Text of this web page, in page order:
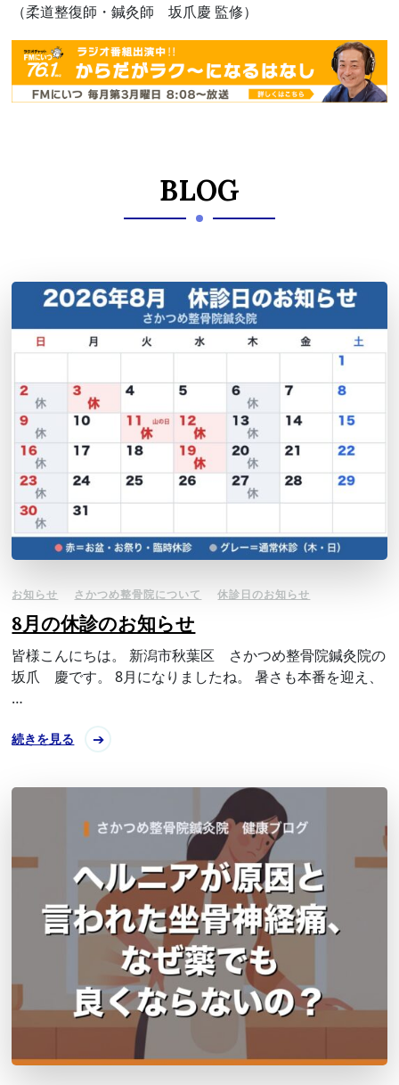
（柔道整復師・鍼灸師 坂爪慶 監修）
BLOG
お知らせ さかつめ整骨院について 休診日のお知らせ
8月の休診のお知らせ
皆様こんにちは。 新潟市秋葉区 さかつめ整骨院鍼灸院の
坂爪 慶です。 8月になりましたね。 暑さも本番を迎え、
…
続きを見る